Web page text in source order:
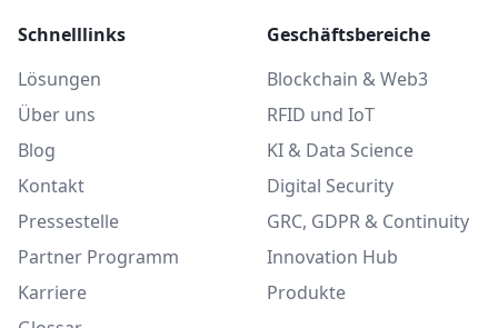
Schnelllinks
Lösungen
Über uns
Blog
Kontakt
Pressestelle
Partner Programm
Karriere
Geschäftsbereiche
Blockchain & Web3
RFID und IoT
KI & Data Science
Digital Security
GRC, GDPR & Continuity
Innovation Hub
Produkte